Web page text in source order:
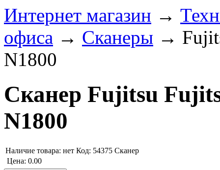
Интернет магазин →
офиса → Сканеры →
N1800
Сканер Fujitsu
N1800
Наличие товара: нет Код: 54375 Сканер
Цена: 0.00